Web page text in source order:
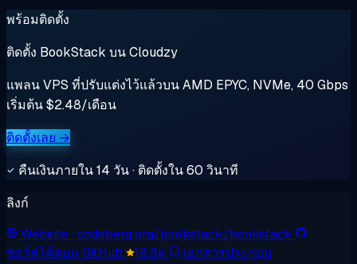
พร้อมติดตั้ง
ติดตั้ง BookStack บน Cloudzy
แพลน VPS ที่ปรับแต่งไว้แล้วบน AMD EPYC, NVMe, 40 Gbps
เริ่มต้น $2.48/เดือน
ติดตั้งเลย →
คืนเงินภายใน 14 วัน · ติดตั้งใน 60 วินาที
ลิงก์
Website· codeberg.org/bookstack/bookstack
ซอร์สโค้ดบน GitHub
18.8k เอกสารประกอบ